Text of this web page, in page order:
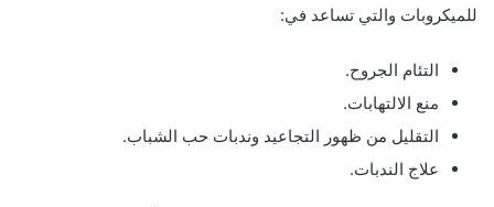
للميكروبات والتي تساعد في:
التئام الجروح.
منع الالتهابات.
التقليل من ظهور التجاعيد وندبات حب الشباب.
علاج الندبات.